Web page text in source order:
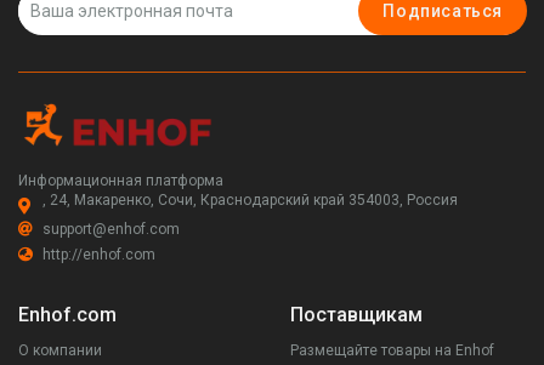
Подписаться
Информационная платформа
, 24, Макаренко, Сочи, Краснодарский край 354003, Россия
support@enhof.com
http://enhof.com
Enhof.com
О компании
Поставщикам
Размещайте товары на Enhof